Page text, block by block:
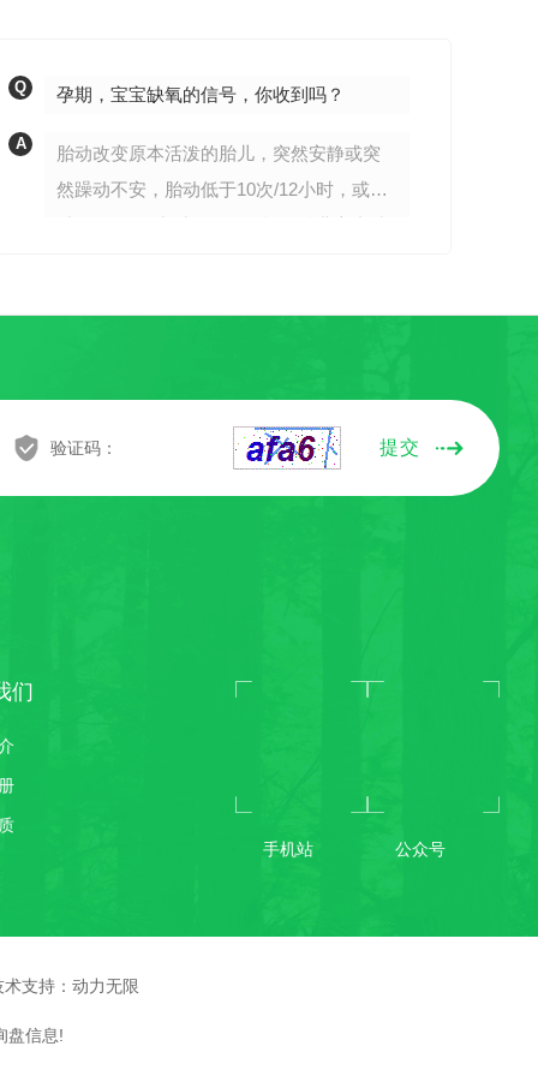
Q 孕期，宝宝缺氧的信号，你收到吗？
A
胎动改变原本活泼的胎儿，突然安静或突
然躁动不安，胎动低于10次/12小时，或超
提交
们
公众号
手机站
支持： 动力无限
盘信息!